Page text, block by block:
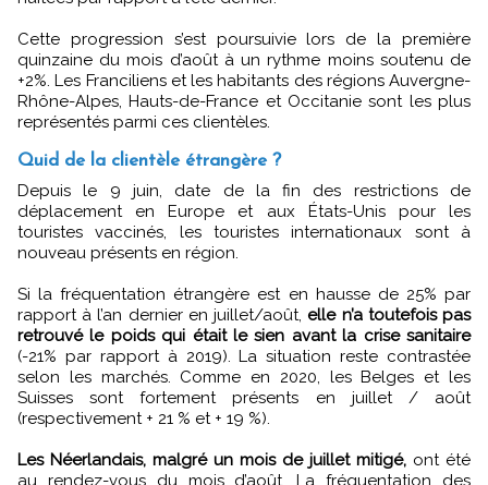
Cette progression s’est poursuivie lors de la première
quinzaine du mois d’août à un rythme moins soutenu de
+2%. Les Franciliens et les habitants des régions Auvergne-
Rhône-Alpes, Hauts-de-France et Occitanie sont les plus
représentés parmi ces clientèles.
Quid de la clientèle étrangère ?
Depuis le 9 juin, date de la fin des restrictions de
déplacement en Europe et aux États-Unis pour les
touristes vaccinés, les touristes internationaux sont à
nouveau présents en région.
Si la fréquentation étrangère est en hausse de 25% par
rapport à l’an dernier en juillet/août, elle n’a toutefois pas
retrouvé le poids qui était le sien avant la crise sanitaire
(-21% par rapport à 2019). La situation reste contrastée
selon les marchés. Comme en 2020, les Belges et les
Suisses sont fortement présents en juillet / août
(respectivement + 21 % et + 19 %).
Les Néerlandais, malgré un mois de juillet mitigé, ont été
au rendez-vous du mois d’août. La fréquentation des